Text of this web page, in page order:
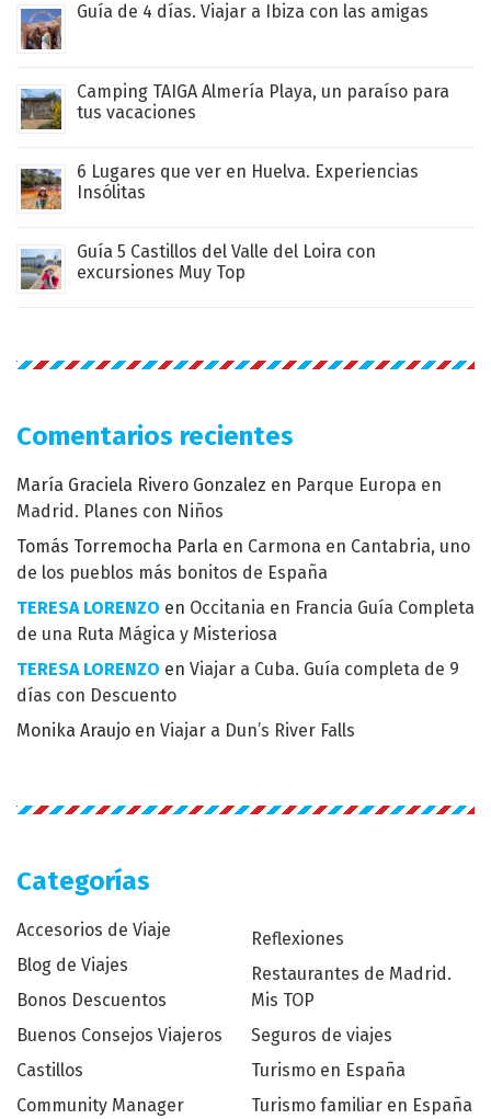
Guía de 4 días. Viajar a Ibiza con las amigas
Camping TAIGA Almería Playa, un paraíso para
tus vacaciones
6 Lugares que ver en Huelva. Experiencias
Insólitas
Guía 5 Castillos del Valle del Loira con
excursiones Muy Top
Comentarios recientes
María Graciela Rivero Gonzalez en Parque Europa en
Madrid. Planes con Niños
Tomás Torremocha Parla en Carmona en Cantabria, uno
de los pueblos más bonitos de España
TERESA LORENZO en Occitania en Francia Guía Completa
de una Ruta Mágica y Misteriosa
TERESA LORENZO en Viajar a Cuba. Guía completa de 9
días con Descuento
Monika Araujo en Viajar a Dun’s River Falls
Categorías
Accesorios de Viaje
Blog de Viajes
Bonos Descuentos
Buenos Consejos Viajeros
Castillos
Community Manager
Reflexiones
Restaurantes de Madrid.
Mis TOP
Seguros de viajes
Turismo en España
Turismo familiar en España